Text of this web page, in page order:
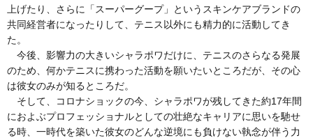
上げたり、さらに「スーパーグープ」というスキンケアブランドの
共同経営者になったりして、テニス以外にも精力的に活動してき
た。
今後、影響力の大きいシャラポワだけに、テニスのさらなる発展
のため、何かテニスに携わった活動を願いたいところだが、その心
は彼女のみが知るところだ。
そして、コロナショックの今、シャラポワが残してきた約17年間
におよぶプロフェッショナルとしての壮絶なキャリアに思いを馳せ
る時、一時代を築いた彼女のどんな逆境にも負けない執念が伴う力